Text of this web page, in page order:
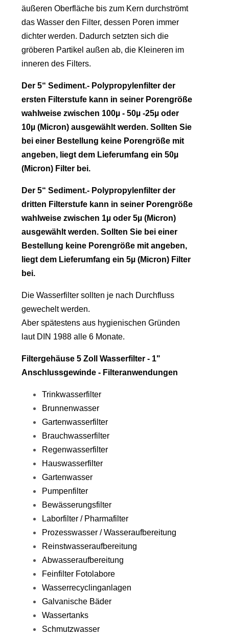
äußeren Oberfläche bis zum Kern durchströmt
das Wasser den Filter, dessen Poren immer
dichter werden. Dadurch setzten sich die
gröberen Partikel außen ab, die Kleineren im
inneren des Filters.
Der 5“ Sediment.- Polypropylenfilter der
ersten Filterstufe kann in seiner Porengröße
wahlweise zwischen 100µ - 50µ -25µ oder
10µ (Micron) ausgewählt werden. Sollten Sie
bei einer Bestellung keine Porengröße mit
angeben, liegt dem Lieferumfang ein 50µ
(Micron) Filter bei.
Der 5“ Sediment.- Polypropylenfilter der
dritten Filterstufe kann in seiner Porengröße
wahlweise zwischen 1µ oder 5µ (Micron)
ausgewählt werden. Sollten Sie bei einer
Bestellung keine Porengröße mit angeben,
liegt dem Lieferumfang ein 5µ (Micron) Filter
bei.
Die Wasserfilter sollten je nach Durchfluss
gewechelt werden.
Aber spätestens aus hygienischen Gründen
laut DIN 1988 alle 6 Monate.
Filtergehäuse 5 Zoll Wasserfilter - 1"
Anschlussgewinde - Filteranwendungen
Trinkwasserfilter
Brunnenwasser
Gartenwasserfilter
Brauchwasserfilter
Regenwasserfilter
Hauswasserfilter
Gartenwasser
Pumpenfilter
Bewässerungsfilter
Laborfilter / Pharmafilter
Prozesswasser / Wasseraufbereitung
Reinstwasseraufbereitung
Abwasseraufbereitung
Feinfilter Fotolabore
Wasserrecyclinganlagen
Galvanische Bäder
Wassertanks
Schmutzwasser